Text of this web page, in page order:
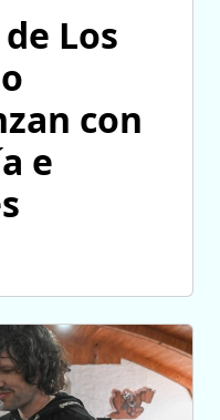
Los
con
e